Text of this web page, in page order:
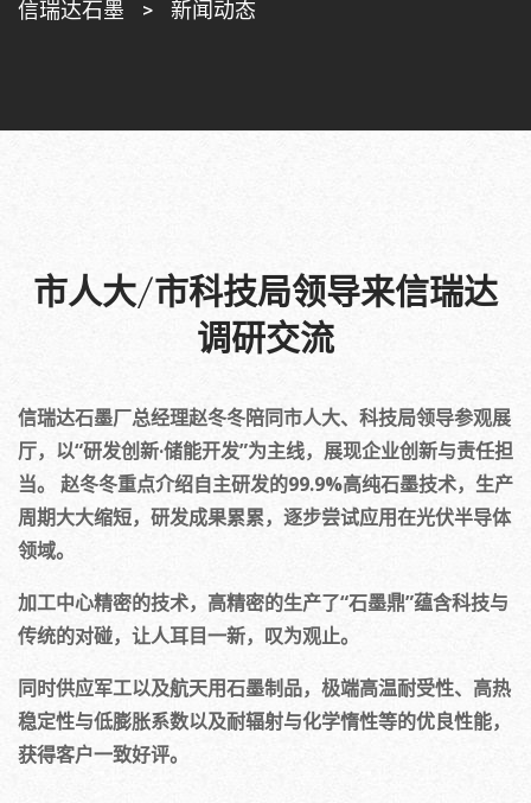
信瑞达石墨 > 新闻动态
市人大/市科技局领导来信瑞达
调研交流
信瑞达石墨厂总经理赵冬冬陪同市人大、科技局领导参观展
厅，以“研发创新·储能开发”为主线，展现企业创新与责任担
当。 赵冬冬重点介绍自主研发的99.9%高纯石墨技术，生产
周期大大缩短，研发成果累累，逐步尝试应用在光伏半导体
领域。
加工中心精密的技术，高精密的生产了“石墨鼎”蕴含科技与
传统的对碰，让人耳目一新，叹为观止。
同时供应军工以及航天用石墨制品，极端高温耐受性、高热
稳定性与低膨胀系数以及耐辐射与化学惰性等的优良性能，
获得客户一致好评。